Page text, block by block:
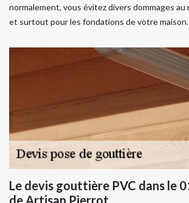
normalement, vous évitez divers dommages au
et surtout pour les fondations de votre maison.
Le devis gouttière PVC dans le
de Artisan Pierrot